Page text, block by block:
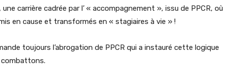
carrière cadrée par l’ « accompagnement », issu de PPCR, où
en cause et transformés en « stagiaires à vie » !
toujours l’abrogation de PPCR qui a instauré cette logique
combattons.